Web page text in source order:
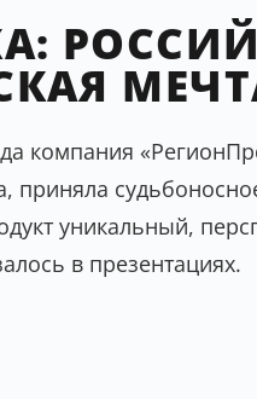
компания
приняла
уникальный,
в презентациях.